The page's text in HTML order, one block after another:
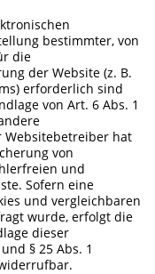
bestimmter, von
die
der Website (z. B.
erforderlich sind
von Art. 6 Abs. 1
Websitebetreiber hat
von
und
Sofern eine
und vergleichbaren
wurde, erfolgt die
dieser
§ 25 Abs. 1